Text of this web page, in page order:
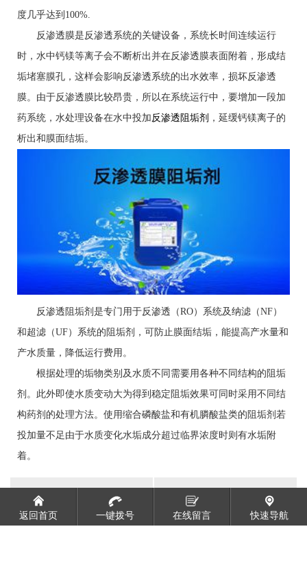
度几乎达到100%.
反渗透膜是反渗透系统的关键设备，系统长时间连续运行
时，水中钙镁等离子会不断析出并在反渗透膜表面附着，形成结
垢堵塞膜孔，这样会影响反渗透系统的出水效率，损坏反渗透
膜。由于反渗透膜比较昂贵，所以在系统运行中，要增加一段加
药系统，水处理设备在水中投加 反渗透阻垢剂 ，延缓钙镁离子的
析出和膜面结垢。
反渗透阻垢剂是专门用于反渗透（RO）系统及纳滤（NF）
和超滤（UF）系统的阻垢剂，可防止膜面结垢，能提高产水量和
产水质量，降低运行费用。
根据处理的垢物类别及水质不同需要用各种不同结构的阻垢
剂。此外即使水质变动大为得到稳定阻垢效果可同时采用不同结
构药剂的处理方法。使用缩合磷酸盐和有机膦酸盐类的阻垢剂若
投加量不足由于水质变化水垢成分超过临界浓度时则有水垢附
着。
阻垢剂添加过量有哪些不良影响 反渗透阻垢剂和循...
返回首页 一键拨号 在线留言 快速导航